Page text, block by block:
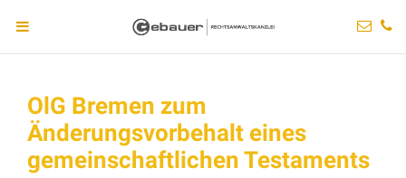
OlG Bremen zum
Änderungsvorbehalt eines
gemeinschaftlichen Testaments